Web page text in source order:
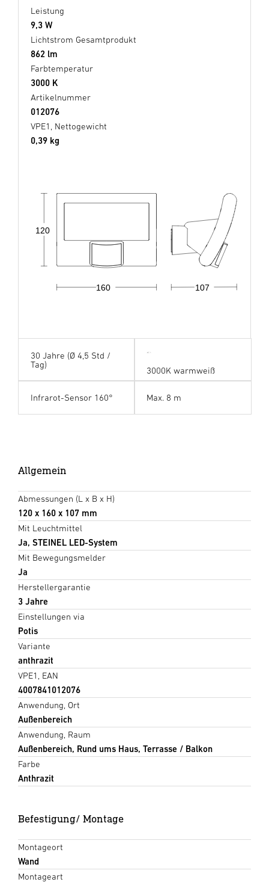
Leistung
9,3 W
Lichtstrom Gesamtprodukt
862 lm
Farbtemperatur
3000 K
Artikelnummer
012076
VPE1, Nettogewicht
0,39 kg
160 107
120
30 Jahre (Ø 4,5 Std /
Tag)
3000K warmweiß
Infrarot-Sensor 160° Max. 8 m
Allgemein
Abmessungen (L x B x H)
120 x 160 x 107 mm
Mit Leuchtmittel
Ja, STEINEL LED-System
Mit Bewegungsmelder
Ja
Herstellergarantie
3 Jahre
Einstellungen via
Potis
Variante
anthrazit
VPE1, EAN
4007841012076
Anwendung, Ort
Außenbereich
Anwendung, Raum
Außenbereich, Rund ums Haus, Terrasse / Balkon
Farbe
Anthrazit
Befestigung/ Montage
Montageort
Wand
Montageart